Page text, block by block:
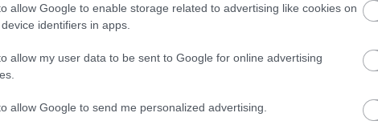
allow Google to enable storage related to advertising like cookies on
identifiers in apps.
allow my user data to be sent to Google for online advertising
allow Google to send me personalized advertising.